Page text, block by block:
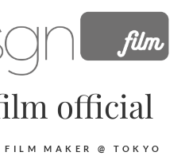
official
MAKER @ TOKYO